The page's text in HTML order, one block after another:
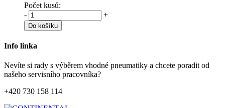
Počet kusů:
-
+
Do košíku
Info linka
Nevíte si rady s výběrem vhodné pneumatiky a chcete poradit od
našeho servisního pracovníka?
+420 730 158 114